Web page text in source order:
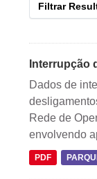
Filtrar
Interrupção
Dados de
Rede de
envolvendo
PDF